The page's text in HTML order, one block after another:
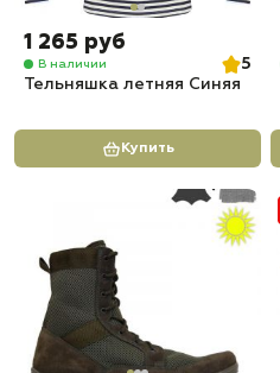
1 265 руб
В наличии
5
Тельняшка летняя Синяя
Купить